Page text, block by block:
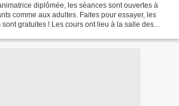
diplômée, les séances sont ouvertes à
comme aux adultes. Faites pour essayer, les
gratuites ! Les cours ont lieu à la salle des